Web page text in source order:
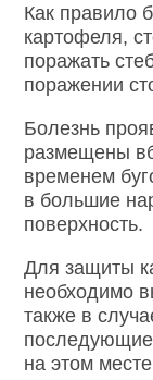
Как правило
картофеля,
поражать
поражении
Болезнь
размещены
временем
в большие
поверхность.
Для защиты
необходимо
также в
на этом